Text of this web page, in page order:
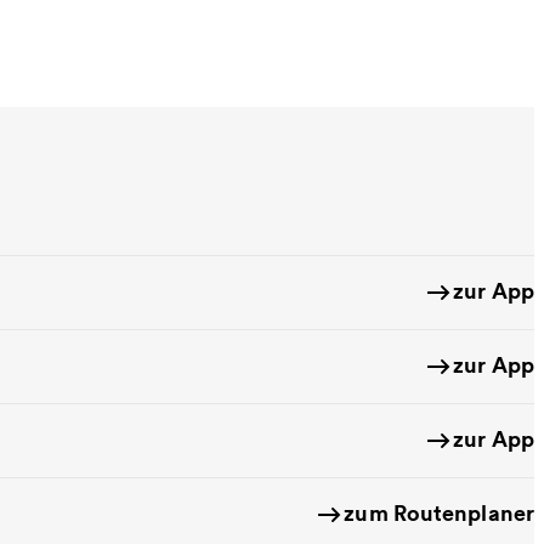
zur App
zur App
zur App
zum Routenplaner